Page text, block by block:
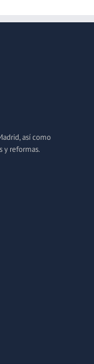
así como
y reformas.